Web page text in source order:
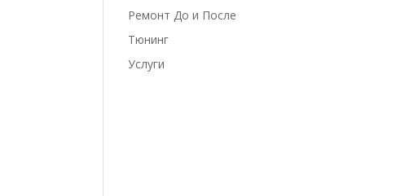
Ремонт До и После
Тюнинг
Услуги